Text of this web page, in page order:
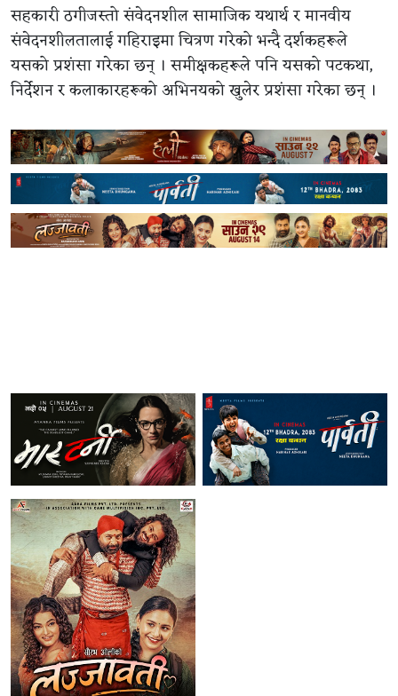
सहकारी ठगीजस्तो संवेदनशील सामाजिक यथार्थ र मानवीय
संवेदनशीलतालाई गहिराइमा चित्रण गरेको भन्दै दर्शकहरूले
यसको प्रशंसा गरेका छन् । समीक्षकहरूले पनि यसको पटकथा,
निर्देशन र कलाकारहरूको अभिनयको खुलेर प्रशंसा गरेका छन् ।